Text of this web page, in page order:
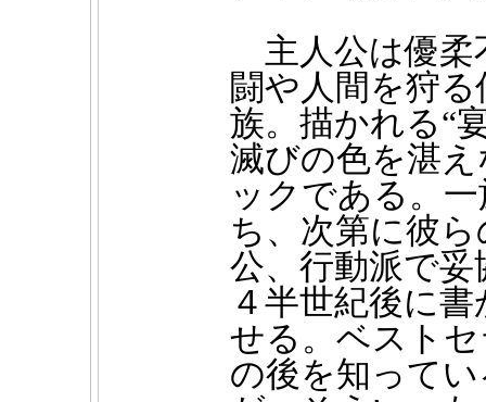
主人公は優
闘や人間を狩
族。描かれる“
滅びの色を湛
ックである。
ち、次第に彼
公、行動派で
４半世紀後に
せる。ベスト
の後を知って